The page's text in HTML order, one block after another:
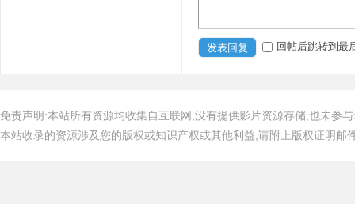
发表回复 回帖后跳转到最
免责声明:本站所有资源均收集自互联网,没有提供影片资源存储,也未参
本站收录的资源涉及您的版权或知识产权或其他利益,请附上版权证明